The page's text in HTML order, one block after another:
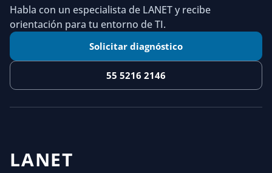
Habla con un especialista de LANET y recibe
orientación para tu entorno de TI.
Solicitar diagnóstico
55 5216 2146
LANET